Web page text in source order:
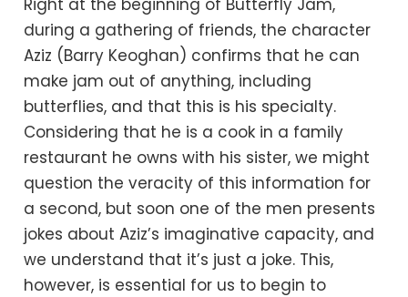
during a gathering of friends, the character
Aziz (Barry Keoghan) confirms that he can
make jam out of anything, including
butterflies, and that this is his specialty.
Considering that he is a cook in a family
restaurant he owns with his sister, we might
question the veracity of this information for
a second, but soon one of the men presents
jokes about Aziz’s imaginative capacity, and
we understand that it’s just a joke. This,
however, is essential for us to begin to